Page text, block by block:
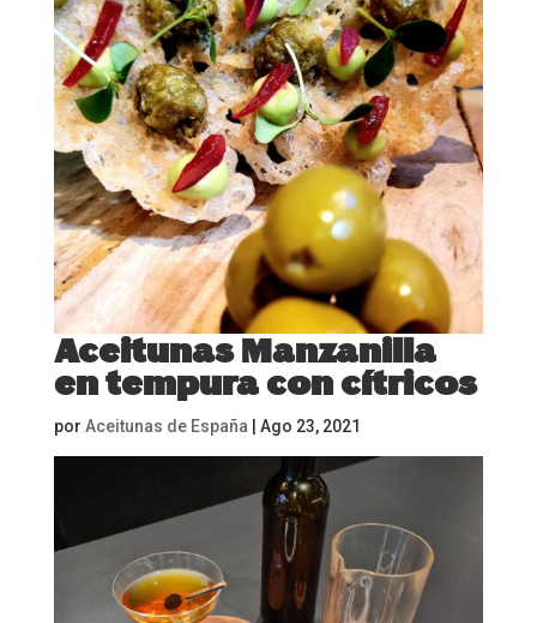
Aceitunas Manzanilla
en tempura con cítricos
por Aceitunas de España Ago 23, 2021